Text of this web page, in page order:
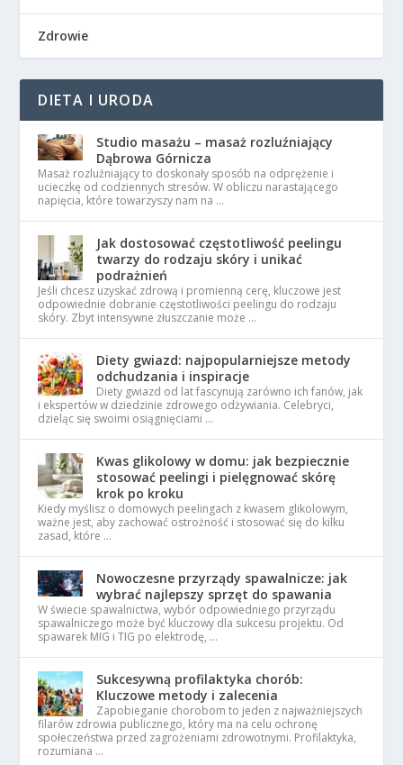
Zdrowie
DIETA I URODA
Studio masażu – masaż rozluźniający
Dąbrowa Górnicza
Masaż rozluźniający to doskonały sposób na odprężenie i
ucieczkę od codziennych stresów. W obliczu narastającego
napięcia, które towarzyszy nam na …
Jak dostosować częstotliwość peelingu
twarzy do rodzaju skóry i unikać
podrażnień
Jeśli chcesz uzyskać zdrową i promienną cerę, kluczowe jest
odpowiednie dobranie częstotliwości peelingu do rodzaju
skóry. Zbyt intensywne złuszczanie może …
Diety gwiazd: najpopularniejsze metody
odchudzania i inspiracje
Diety gwiazd od lat fascynują zarówno ich fanów, jak
i ekspertów w dziedzinie zdrowego odżywiania. Celebryci,
dzieląc się swoimi osiągnięciami …
Kwas glikolowy w domu: jak bezpiecznie
stosować peelingi i pielęgnować skórę
krok po kroku
Kiedy myślisz o domowych peelingach z kwasem glikolowym,
ważne jest, aby zachować ostrożność i stosować się do kilku
zasad, które …
Nowoczesne przyrządy spawalnicze: jak
wybrać najlepszy sprzęt do spawania
W świecie spawalnictwa, wybór odpowiedniego przyrządu
spawalniczego może być kluczowy dla sukcesu projektu. Od
spawarek MIG i TIG po elektrodę, …
Sukcesywną profilaktyka chorób:
Kluczowe metody i zalecenia
Zapobieganie chorobom to jeden z najważniejszych
filarów zdrowia publicznego, który ma na celu ochronę
społeczeństwa przed zagrożeniami zdrowotnymi. Profilaktyka,
rozumiana …